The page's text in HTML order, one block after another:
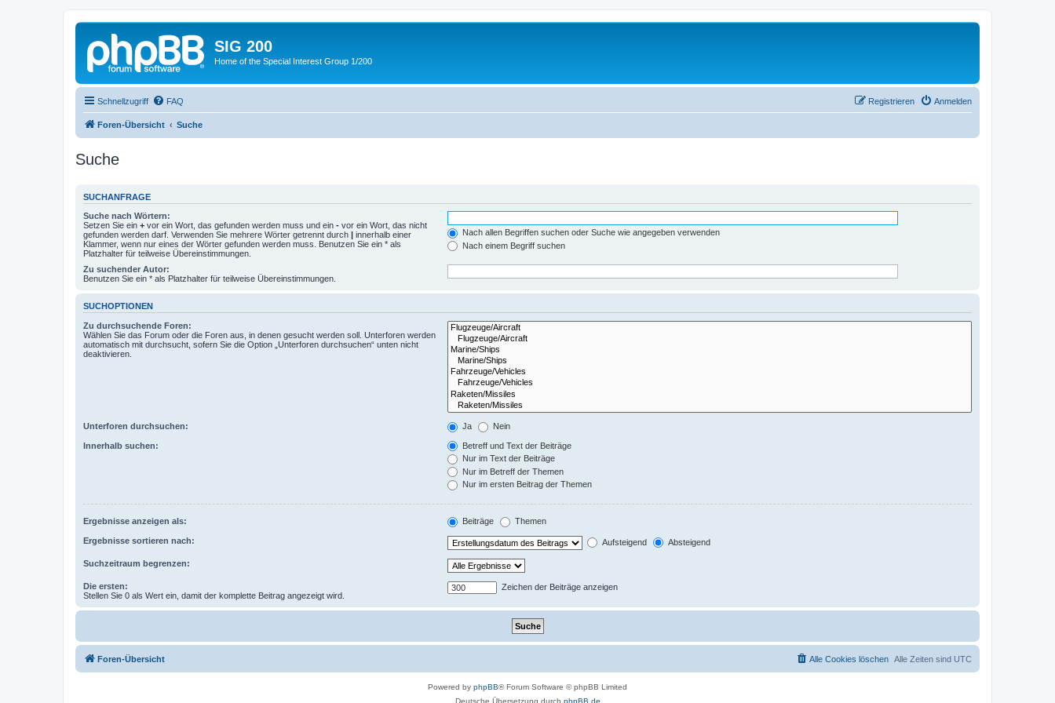
SIG 200
Home of the Special Interest Group 1/200
Schnellzugriff FAQ Anmelden
Registrieren
Foren-Übersicht Suche
Suche
SUCHANFRAGE
Suche nach Wörtern:
Setzen Sie ein + vor ein Wort, das gefunden werden muss und ein - vor ein Wort, das nicht
gefunden werden darf. Verwenden Sie mehrere Wörter getrennt durch | innerhalb einer
Klammer, wenn nur eines der Wörter gefunden werden muss. Benutzen Sie ein * als
Platzhalter für teilweise Übereinstimmungen.
Nach allen Begriffen suchen oder Suche wie angegeben verwenden
Nach einem Begriff suchen
Zu suchender Autor:
Benutzen Sie ein * als Platzhalter für teilweise Übereinstimmungen.
SUCHOPTIONEN
Zu durchsuchende Foren:
Wählen Sie das Forum oder die Foren aus, in denen gesucht werden soll. Unterforen werden
automatisch mit durchsucht, sofern Sie die Option „Unterforen durchsuchen“ unten nicht
deaktivieren.
Unterforen durchsuchen: Ja Nein
Innerhalb suchen:
Betreff und Text der Beiträge
Nur im Text der Beiträge
Nur im Betreff der Themen
Nur im ersten Beitrag der Themen
Ergebnisse anzeigen als: Beiträge Themen
Ergebnisse sortieren nach: Aufsteigend Absteigend
Suchzeitraum begrenzen:
Die ersten:
Stellen Sie 0 als Wert ein, damit der komplette Beitrag angezeigt wird.
Zeichen der Beiträge anzeigen
Foren-Übersicht Alle Zeiten sind UTC
Alle Cookies löschen
Powered by phpBB® Forum Software © phpBB Limited
Deutsche Übersetzung durch phpBB.de